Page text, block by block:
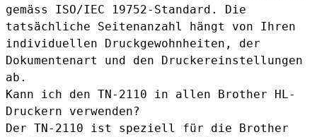
gemäss ISO/IEC 19752-Standard. Die
tatsächliche Seitenanzahl hängt von Ihren
individuellen Druckgewohnheiten, der
Dokumentenart und den Druckereinstellungen
ab.
Kann ich den TN-2110 in allen Brother HL-
Druckern verwenden?
Der TN-2110 ist speziell für die Brother